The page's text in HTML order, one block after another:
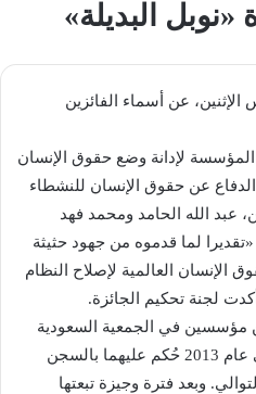
البديلة»
عن أسماء الفائزين
لإدانة وضع حقوق الإنسان
عن حقوق الإنسان للنشطاء
عبد الله الحامد ومحمد فهد
لما قدموه من جهود حثيثة
العالمية لإصلاح النظام
لجنة تحكيم الجائزة.
مؤسسين في الجمعية السعودية
للحقوق المدنية والسياسية. وفي عام 2013 حُكم عليهما بالسجن
سنة على التوالي. وبعد فترة وجيزة تبعتها